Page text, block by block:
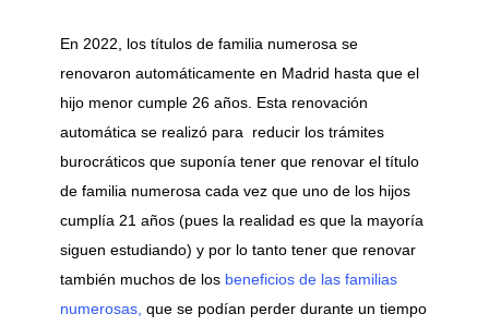
En 2022, los títulos de familia numerosa se
renovaron automáticamente en Madrid hasta que el
hijo menor cumple 26 años. Esta renovación
automática se realizó para reducir los trámites
burocráticos que suponía tener que renovar el título
de familia numerosa cada vez que uno de los hijos
cumplía 21 años (pues la realidad es que la mayoría
siguen estudiando) y por lo tanto tener que renovar
también muchos de los beneficios de las familias
numerosas, que se podían perder durante un tiempo